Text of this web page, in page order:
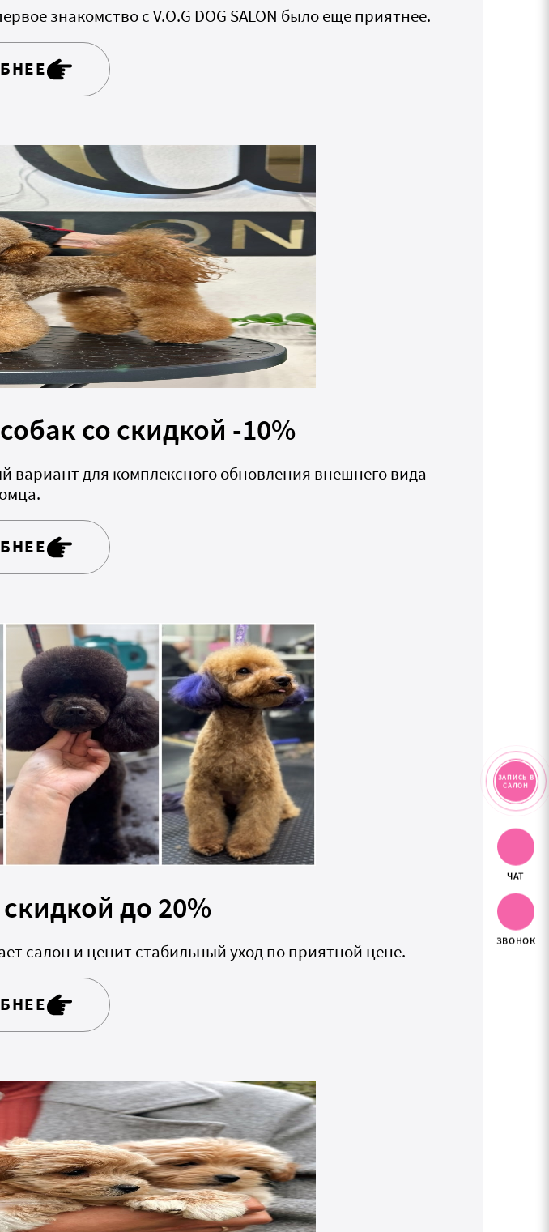
ЗАПИСЬ В
САЛОН
ЧАТ
ЗВОНОК
знакомство с V.O.G DOG SALON было еще приятнее.
со скидкой -10%
вариант для комплексного обновления внешнего вида
до 20%
салон и ценит стабильный уход по приятной цене.